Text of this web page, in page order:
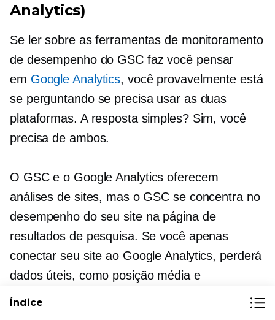
Analytics)
Se ler sobre as ferramentas de monitoramento
de desempenho do GSC faz você pensar
em Google Analytics, você provavelmente está
se perguntando se precisa usar as duas
plataformas. A resposta simples? Sim, você
precisa de ambos.
O GSC e o Google Analytics oferecem
análises de sites, mas o GSC se concentra no
desempenho do seu site na página de
resultados de pesquisa. Se você apenas
conectar seu site ao Google Analytics, perderá
dados úteis, como posição média e
impressões. Você também perderá alertas
Índice